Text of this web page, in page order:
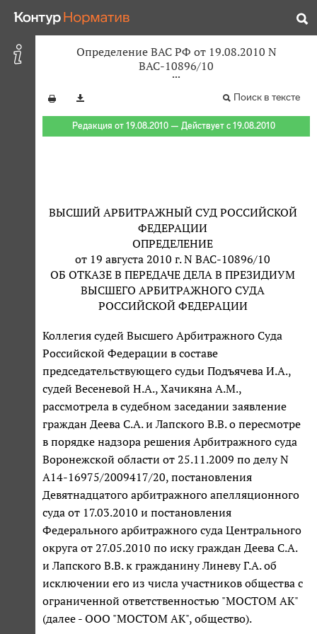
Определение ВАС РФ от 19.08.2010 N
ВАС-10896/10
Поиск в тексте
Редакция от 19.08.2010 — Действует с 19.08.2010
ВЫСШИЙ АРБИТРАЖНЫЙ СУД РОССИЙСКОЙ
ФЕДЕРАЦИИ
ОПРЕДЕЛЕНИЕ
от 19 августа 2010 г. N ВАС-10896/10
ОБ ОТКАЗЕ В ПЕРЕДАЧЕ ДЕЛА В ПРЕЗИДИУМ
ВЫСШЕГО АРБИТРАЖНОГО СУДА
РОССИЙСКОЙ ФЕДЕРАЦИИ
Коллегия судей Высшего Арбитражного Суда
Российской Федерации в составе
председательствующего судьи Подъячева И.А.,
судей Весеневой Н.А., Хачикяна А.М.,
рассмотрела в судебном заседании заявление
граждан Деева С.А. и Лапского В.В. о пересмотре
в порядке надзора решения Арбитражного суда
Воронежской области от 25.11.2009 по делу N
А14-16975/2009417/20, постановления
Девятнадцатого арбитражного апелляционного
суда от 17.03.2010 и постановления
Федерального арбитражного суда Центрального
округа от 27.05.2010 по иску граждан Деева С.А.
и Лапского В.В. к гражданину Линеву Г.А. об
исключении его из числа участников общества с
ограниченной ответственностью "МОСТОМ АК"
(далее - ООО "МОСТОМ АК", общество).